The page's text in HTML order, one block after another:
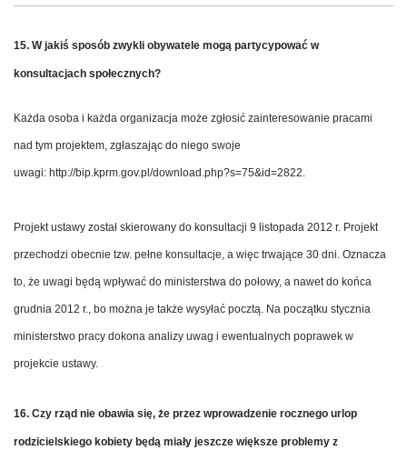
15. W jakiś sposób zwykli obywatele mogą partycypować w
konsultacjach społecznych?
Każda osoba i każda organizacja może zgłosić zainteresowanie pracami
nad tym projektem, zgłaszając do niego swoje
uwagi: http://bip.kprm.gov.pl/download.php?s=75&id=2822.
Projekt ustawy został skierowany do konsultacji 9 listopada 2012 r. Projekt
przechodzi obecnie tzw. pełne konsultacje, a więc trwające 30 dni. Oznacza
to, że uwagi będą wpływać do ministerstwa do połowy, a nawet do końca
grudnia 2012 r., bo można je także wysyłać pocztą. Na początku stycznia
ministerstwo pracy dokona analizy uwag i ewentualnych poprawek w
projekcie ustawy.
16. Czy rząd nie obawia się, że przez wprowadzenie rocznego urlop
rodzicielskiego kobiety będą miały jeszcze większe problemy z